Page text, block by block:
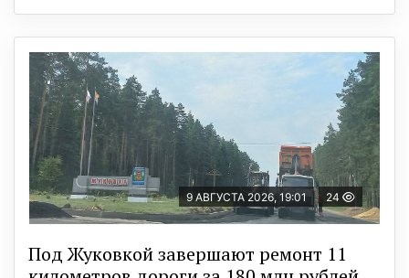
9 АВГУСТА 2026, 19:01 24
Под Жуковкой завершают ремонт 11